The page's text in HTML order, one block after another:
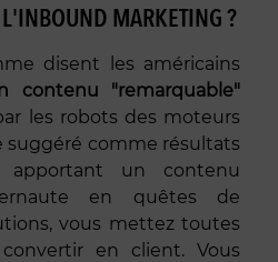
MARKETING ?
disent les américains
contenu "remarquable"
les robots des moteurs
suggéré comme résultats
apportant un contenu
en quêtes de
vous mettez toutes
en client. Vous